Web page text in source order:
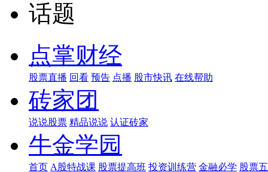
话题
点掌财经
股票直播 回看 预告 点播 股市快讯 在线帮助
砖家团
说说股票 精品说说 认证砖家
牛金学园
首页 A股特战课 股票提高班 投资训练营 金融必学 股票